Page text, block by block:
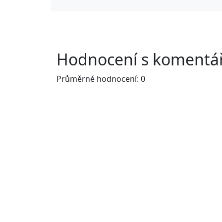
Hodnocení s
Průměrné hodnocení: 0